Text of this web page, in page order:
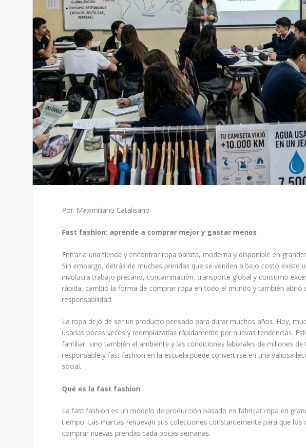
Por: Maximiliano Catalisano
Fast fashion: aprende a comprar mejor y gastar menos
Entrar a una tienda y encontrar ropa barata, moderna y disponible en
Sin embargo, detrás de muchas prendas que se venden a bajo costo existe
involucra trabajo precario, contaminación, transporte global y consumo
rápida, cambió la forma de comprar ropa en todo el mundo y también abrió
responsabilidad.
La ropa dejó de ser un producto pensado para durar muchos años. Hoy,
usarlas pocas veces y reemplazarlas rápidamente por nuevas tendencias.
familiar, sino también el ambiente y las condiciones laborales de millones
responsable y fast fashion en la escuela puede convertirse en una valiosa
social.
Qué es la fast fashion
La fast fashion es un modelo de producción basado en fabricar ropa en
tiempo. Las marcas renuevan sus colecciones constantemente para que los
comprar nuevas prendas cada pocas semanas.